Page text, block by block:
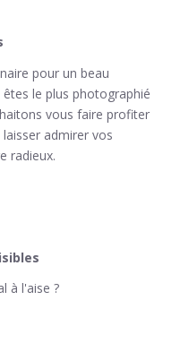
pour un beau
le plus photographié
vous faire profiter
admirer vos
radieux.
à l'aise ?